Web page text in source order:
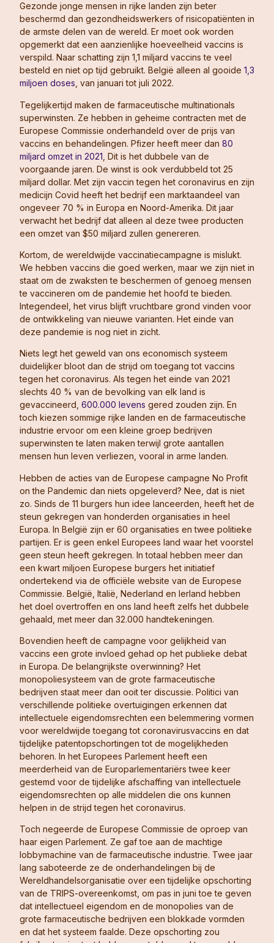
Gezonde jonge mensen in rijke landen zijn beter
beschermd dan gezondheidswerkers of risicopatiënten in
de armste delen van de wereld. Er moet ook worden
opgemerkt dat een aanzienlijke hoeveelheid vaccins is
verspild. Naar schatting zijn 1,1 miljard vaccins te veel
besteld en niet op tijd gebruikt. België alleen al gooide 1,3
miljoen doses , van januari tot juli 2022.
Tegelijkertijd maken de farmaceutische multinationals
superwinsten. Ze hebben in geheime contracten met de
Europese Commissie onderhandeld over de prijs van
vaccins en behandelingen. Pfizer heeft meer dan 80
miljard omzet in 2021 , Dit is het dubbele van de
voorgaande jaren. De winst is ook verdubbeld tot 25
miljard dollar. Met zijn vaccin tegen het coronavirus en zijn
medicijn Covid heeft het bedrijf een marktaandeel van
ongeveer 70 % in Europa en Noord-Amerika. Dit jaar
verwacht het bedrijf dat alleen al deze twee producten
een omzet van $50 miljard zullen genereren.
Kortom, de wereldwijde vaccinatiecampagne is mislukt.
We hebben vaccins die goed werken, maar we zijn niet in
staat om de zwaksten te beschermen of genoeg mensen
te vaccineren om de pandemie het hoofd te bieden.
Integendeel, het virus blijft vruchtbare grond vinden voor
de ontwikkeling van nieuwe varianten. Het einde van
deze pandemie is nog niet in zicht.
Niets legt het geweld van ons economisch systeem
duidelijker bloot dan de strijd om toegang tot vaccins
tegen het coronavirus. Als tegen het einde van 2021
slechts 40 % van de bevolking van elk land is
gevaccineerd, 600.000 levens gered zouden zijn. En
toch kiezen sommige rijke landen en de farmaceutische
industrie ervoor om een kleine groep bedrijven
superwinsten te laten maken terwijl grote aantallen
mensen hun leven verliezen, vooral in arme landen.
Hebben de acties van de Europese campagne No Profit
on the Pandemic dan niets opgeleverd? Nee, dat is niet
zo. Sinds de 11 burgers hun idee lanceerden, heeft het de
steun gekregen van honderden organisaties in heel
Europa. In België zijn er 60 organisaties en twee politieke
partijen. Er is geen enkel Europees land waar het voorstel
geen steun heeft gekregen. In totaal hebben meer dan
een kwart miljoen Europese burgers het initiatief
ondertekend via de officiële website van de Europese
Commissie. België, Italië, Nederland en Ierland hebben
het doel overtroffen en ons land heeft zelfs het dubbele
gehaald, met meer dan 32.000 handtekeningen.
Bovendien heeft de campagne voor gelijkheid van
vaccins een grote invloed gehad op het publieke debat
in Europa. De belangrijkste overwinning? Het
monopoliesysteem van de grote farmaceutische
bedrijven staat meer dan ooit ter discussie. Politici van
verschillende politieke overtuigingen erkennen dat
intellectuele eigendomsrechten een belemmering vormen
voor wereldwijde toegang tot coronavirusvaccins en dat
tijdelijke patentopschortingen tot de mogelijkheden
behoren. In het Europees Parlement heeft een
meerderheid van de Europarlementariërs twee keer
gestemd voor de tijdelijke afschaffing van intellectuele
eigendomsrechten op alle middelen die ons kunnen
helpen in de strijd tegen het coronavirus.
Toch negeerde de Europese Commissie de oproep van
haar eigen Parlement. Ze gaf toe aan de machtige
lobbymachine van de farmaceutische industrie. Twee jaar
lang saboteerde ze de onderhandelingen bij de
Wereldhandelsorganisatie over een tijdelijke opschorting
van de TRIPS-overeenkomst, om pas in juni toe te geven
dat intellectueel eigendom en de monopolies van de
grote farmaceutische bedrijven een blokkade vormden
en dat het systeem faalde. Deze opschorting zou